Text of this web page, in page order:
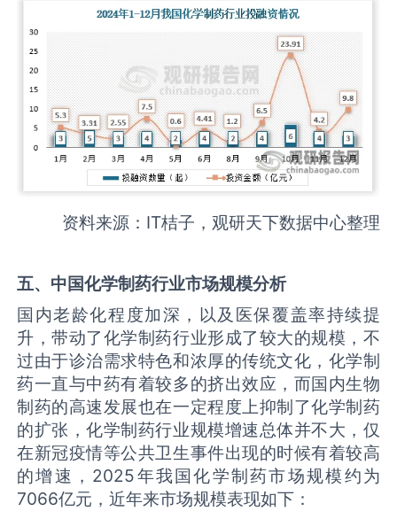
资料来源：IT桔子，观研天下数据中心整理
五、 中国化学制药行业市场规模分析
国内老龄化程度加深，以及医保覆盖率持续提
升，带动了化学制药行业形成了较大的规模，不
过由于诊治需求特色和浓厚的传统文化，化学制
药一直与中药有着较多的挤出效应，而国内生物
制药的高速发展也在一定程度上抑制了化学制药
的扩张，化学制药行业规模增速总体并不大，仅
在新冠疫情等公共卫生事件出现的时候有着较高
的增速，2025年我国化学制药市场规模约为
7066亿元，近年来市场规模表现如下：